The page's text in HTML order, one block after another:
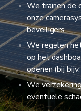
We trainen de
onze
beveiligers.
We regelen
op het
openen (bij
We
eventuele